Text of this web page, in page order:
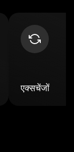
एक्सचेंजों